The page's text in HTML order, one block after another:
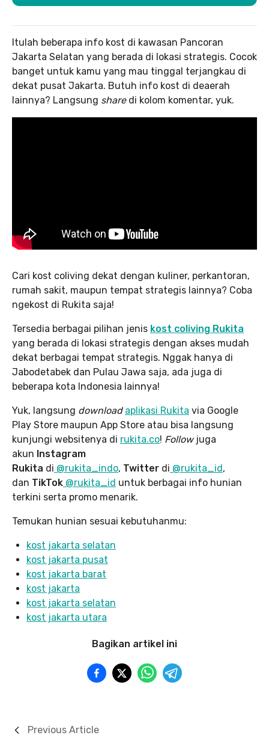
Itulah beberapa info kost di kawasan Pancoran
Jakarta Selatan yang berada di lokasi strategis. Cocok
banget untuk kamu yang mau tinggal terjangkau di
dekat pusat Jakarta. Butuh info kost di deaerah
lainnya? Langsung share di kolom komentar, yuk.
Cari kost coliving dekat dengan kuliner, perkantoran,
rumah sakit, maupun tempat strategis lainnya? Coba
ngekost di Rukita saja!
Tersedia berbagai pilihan jenis kost coliving Rukita
yang berada di lokasi strategis dengan akses mudah
dekat berbagai tempat strategis. Nggak hanya di
Jabodetabek dan Pulau Jawa saja, ada juga di
beberapa kota Indonesia lainnya!
Yuk, langsung download aplikasi Rukita via Google
Play Store maupun App Store atau bisa langsung
kunjungi websitenya di rukita.co! Followjuga
akun Instagram
Rukita di @rukita_indo, Twitter di @rukita_id ,
dan TikTok @rukita_id untuk berbagai info hunian
terkini serta promo menarik.
Temukan hunian sesuai kebutuhanmu:
kost jakarta selatan
kost jakarta pusat
kost jakarta barat
kost jakarta
kost jakarta selatan
kost jakarta utara
Bagikan artikel ini
Previous Article